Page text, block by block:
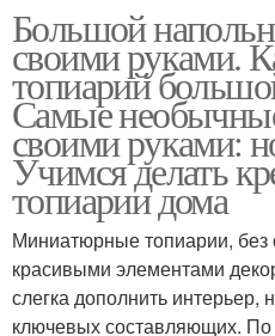
Большой
своими руками.
топиарий
Самые
своими руками:
Учимся делать
топиарии дома
Миниатюрные топиарии,
красивыми элементами
слегка дополнить интерьер,
ключевых составляющих. По